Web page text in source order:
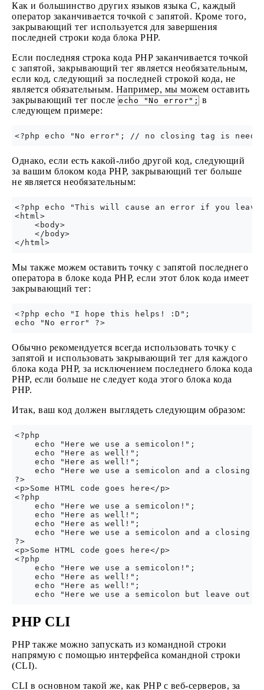
Как и большинство других языков языка C, каждый
оператор заканчивается точкой с запятой. Кроме того,
закрывающий тег используется для завершения
последней строки кода блока PHP.
Если последняя строка кода PHP заканчивается точкой
с запятой, закрывающий тег является необязательным,
если код, следующий за последней строкой кода, не
является обязательным. Например, мы можем оставить
закрывающий тег после echo "No error"; в
следующем примере:
Однако, если есть какой-либо другой код, следующий
за вашим блоком кода PHP, закрывающий тег больше
не является необязательным:
<?php echo "This will cause an error if you
<html>
    <body>
    </body>
Мы также можем оставить точку с запятой последнего
оператора в блоке кода PHP, если этот блок кода имеет
закрывающий тег:
<?php echo "I hope this helps! :D";
Обычно рекомендуется всегда использовать точку с
запятой и использовать закрывающий тег для каждого
блока кода PHP, за исключением последнего блока кода
PHP, если больше не следует кода этого блока кода
PHP.
Итак, ваш код должен выглядеть следующим образом:
<?php
    echo "Here we use a semicolon!";
    echo "Here as well!";
    echo "Here as well!";
echo "Here we use a semicolon and a closing
?>
<p>Some HTML code goes here</p>
<?php
    echo "Here we use a semicolon!";
    echo "Here as well!";
    echo "Here as well!";
echo "Here we use a semicolon and a closing
?>
<p>Some HTML code goes here</p>
<?php
    echo "Here we use a semicolon!";
    echo "Here as well!";
    echo "Here as well!";
PHP CLI
PHP также можно запускать из командной строки
напрямую с помощью интерфейса командной строки
(CLI).
CLI в основном такой же, как PHP с веб-серверов, за